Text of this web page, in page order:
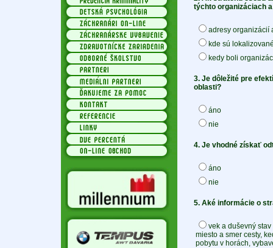
týchto organizáciach
adresy organizácií
kde sú
kedy boli
3. Je dôležité pre
oblasti?
áno
nie
4. Je vhodné získať
áno
nie
5. Aké informácie o
vek a duševný
miesto a smer cesty,
pobytu v horách,